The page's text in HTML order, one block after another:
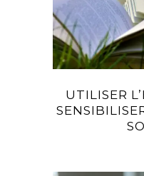
UTILISER